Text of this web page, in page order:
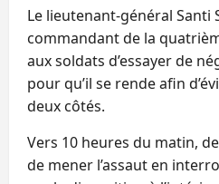
Le lieutenant-général Santi
commandant de la
aux soldats d’essayer de
pour qu’il se rende afin
deux côtés.
Vers 10 heures du matin,
de mener l’assaut en